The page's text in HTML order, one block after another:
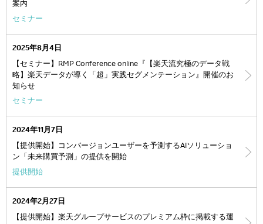
案内
セミナー
2025年8月4日
【セミナー】RMP Conference online『【楽天流究極のデータ戦
略】楽天データが導く「超」実践セグメンテーション』開催のお
知らせ
セミナー
2024年11月7日
【提供開始】コンバージョンユーザーを予測するAIソリューショ
ン「未来購買予測」の提供を開始
提供開始
2024年2月27日
【提供開始】楽天グループサービスのプレミアム枠に掲載する運